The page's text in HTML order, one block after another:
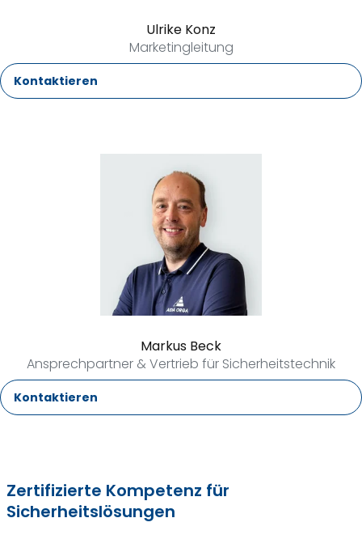
Ulrike Konz
Marketingleitung
Kontaktieren
Markus Beck
Ansprechpartner & Vertrieb für Sicherheitstechnik
Kontaktieren
Zertifizierte Kompetenz für
Sicherheitslösungen